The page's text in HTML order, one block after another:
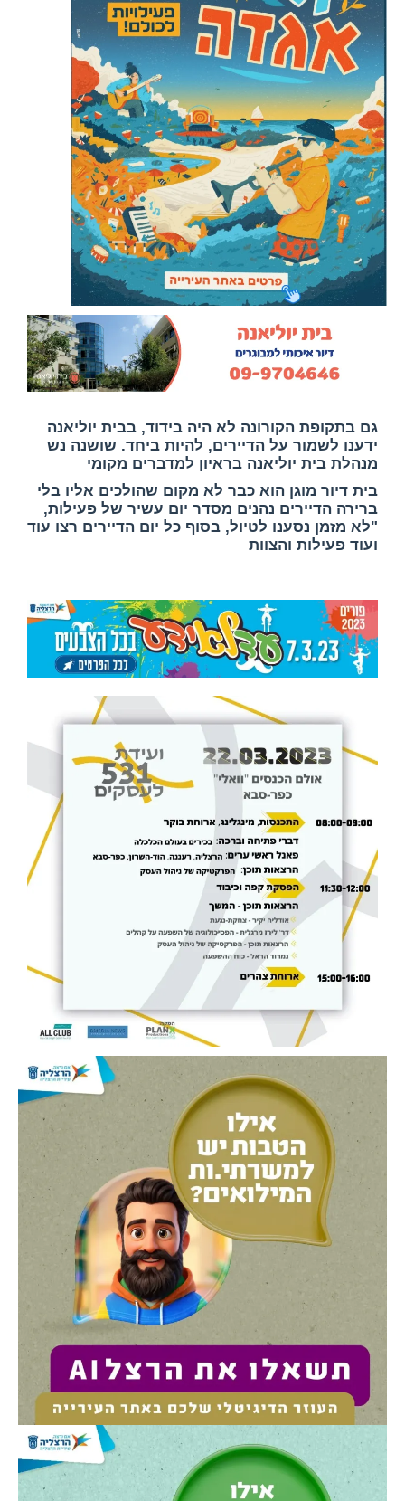
גם בתקופת הקורונה לא היה בידוד, בבית יוליאנה
ידענו לשמור על הדיירים, להיות ביחד. שושנה נש
מנהלת בית יוליאנה בראיון למדברים מקומי
בית דיור מוגן הוא כבר לא מקום שהולכים אליו בלי
ברירה הדיירים נהנים מסדר יום עשיר של פעילות,
"לא מזמן נסענו לטיול, בסוף כל יום הדיירים רצו עוד
ועוד פעילות והצוות